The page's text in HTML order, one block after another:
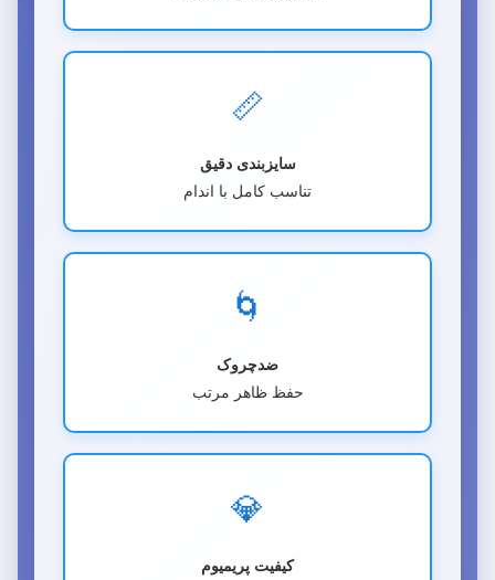
📏
سایزبندی دقیق
تناسب کامل با اندام
🌀
ضدچروک
حفظ ظاهر مرتب
💎
کیفیت پریمیوم